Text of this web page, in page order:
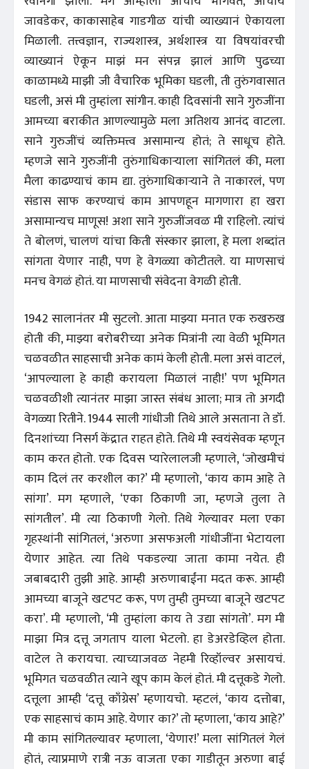
जावडेकर, काकासाहेब गाडगीळ यांची व्याख्यानं ऐकायला
मिळाली. तत्त्वज्ञान, राज्यशास्त्र, अर्थशास्त्र या विषयांवरची
व्याख्यानं ऐकून माझं मन संपन्न झालं आणि पुढच्या
काळामध्ये माझी जी वैचारिक भूमिका घडली, ती तुरुंगवासात
घडली, असं मी तुम्हांला सांगीन. काही दिवसांनी साने गुरुजींना
आमच्या बराकीत आणल्यामुळे मला अतिशय आनंद वाटला.
साने गुरुजींचं व्यक्तिमत्त्व असामान्य होतं; ते साधूच होते.
म्हणजे साने गुरुजींनी तुरुंगाधिकाऱ्याला सांगितलं की, मला
मैला काढण्याचं काम द्या. तुरुंगाधिकाऱ्याने ते नाकारलं, पण
संडास साफ करण्याचं काम आपणहून मागणारा हा खरा
असामान्यच माणूस! अशा साने गुरुजींजवळ मी राहिलो. त्यांचं
ते बोलणं, चालणं यांचा किती संस्कार झाला, हे मला शब्दांत
सांगता येणार नाही, पण हे वेगळ्या कोटीतले. या माणसाचं
मनच वेगळं होतं. या माणसाची संवेदना वेगळी होती.
1942 सालानंतर मी सुटलो. आता माझ्या मनात एक रुखरुख
होती की, माझ्या बरोबरीच्या अनेक मित्रांनी त्या वेळी भूमिगत
चळवळीत साहसाची अनेक कामं केली होती. मला असं वाटलं,
‘आपल्याला हे काही करायला मिळालं नाही!’ पण भूमिगत
चळवळीशी त्यानंतर माझा जास्त संबंध आला; मात्र तो अगदी
वेगळ्या रितीने. 1944 साली गांधीजी तिथे आले असताना ते डॉ.
दिनशांच्या निसर्ग केंद्रात राहत होते. तिथे मी स्वयंसेवक म्हणून
काम करत होतो. एक दिवस प्यारेलालजी म्हणाले, ‘जोखमीचं
काम दिलं तर करशील का?’ मी म्हणालो, ‘काय काम आहे ते
सांगा’. मग म्हणाले, ‘एका ठिकाणी जा, म्हणजे तुला ते
सांगतील’. मी त्या ठिकाणी गेलो. तिथे गेल्यावर मला एका
गृहस्थांनी सांगितलं, ‘अरुणा असफअली गांधीजींना भेटायला
येणार आहेत. त्या तिथे पकडल्या जाता कामा नयेत. ही
जबाबदारी तुझी आहे. आम्ही अरुणाबाईंना मदत करू. आम्ही
आमच्या बाजूने खटपट करू, पण तुम्ही तुमच्या बाजूने खटपट
करा’. मी म्हणालो, ‘मी तुम्हांला काय ते उद्या सांगतो’. मग मी
माझा मित्र दत्तू जगताप याला भेटलो. हा डेअरडेव्हिल होता.
वाटेल ते करायचा. त्याच्याजवळ नेहमी रिव्हॉल्वर असायचं.
भूमिगत चळवळीत त्याने खूप काम केलं होतं. मी दत्तूकडे गेलो.
दत्तूला आम्ही ‘दत्तू काँग्रेस’ म्हणायचो. म्हटलं, ‘काय दत्तोबा,
एक साहसाचं काम आहे. येणार का?’ तो म्हणाला, ‘काय आहे?’
मी काम सांगितल्यावर म्हणाला, ‘येणार!’ मला सांगितलं गेलं
होतं, त्याप्रमाणे रात्री नऊ वाजता एका गाडीतून अरुणा बाई